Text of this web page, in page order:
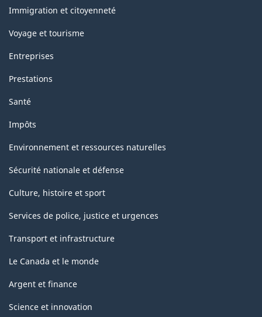
sujets
Immigration et citoyenneté
Voyage et tourisme
Entreprises
Prestations
Santé
Impôts
Environnement et ressources naturelles
Sécurité nationale et défense
Culture, histoire et sport
Services de police, justice et urgences
Transport et infrastructure
Le Canada et le monde
Argent et finance
Science et innovation